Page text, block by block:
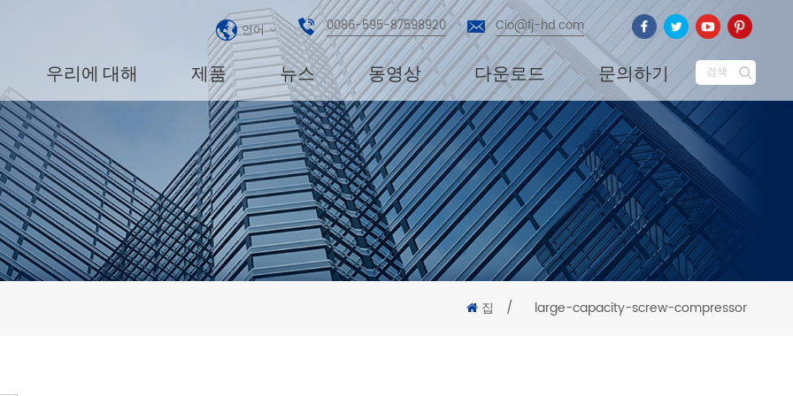
언어 0086-595-87598920 Cio@fj-hd.com
우리에 대해 제품 뉴스 동영상 다운로드 문의하기 검색
집 / large-capacity-screw-compressor